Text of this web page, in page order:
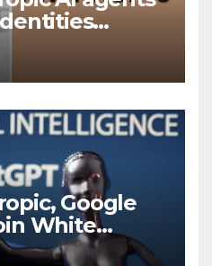
tests:
Google
White
meeting